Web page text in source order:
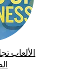
الألعاب